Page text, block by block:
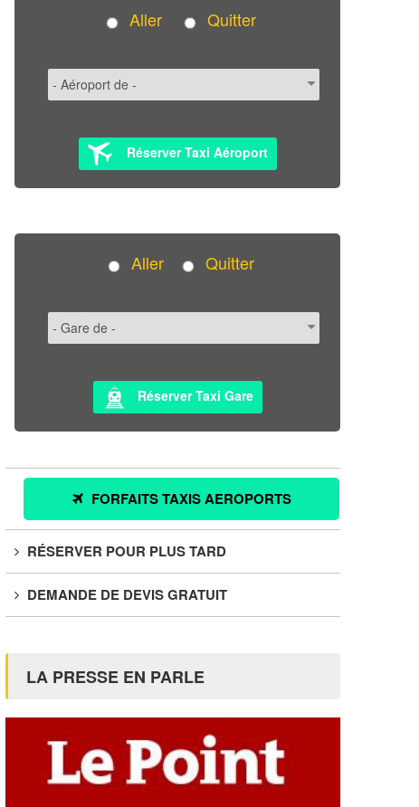
Aller Quitter
Réserver Taxi Aéroport
Aller Quitter
Réserver Taxi Gare
FORFAITS TAXIS AEROPORTS
RÉSERVER POUR PLUS TARD
DEMANDE DE DEVIS GRATUIT
LA PRESSE EN PARLE